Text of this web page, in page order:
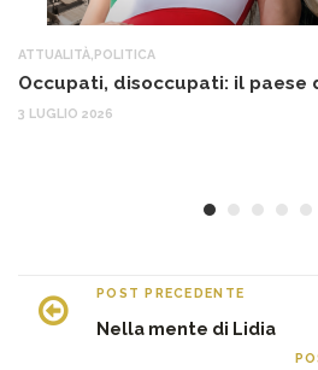
ATTUALITÀ POLITICA
Occupati, disoccupati: il paese
3 LUGLIO 2026
POST PRECEDENTE
Nella mente di Lidia